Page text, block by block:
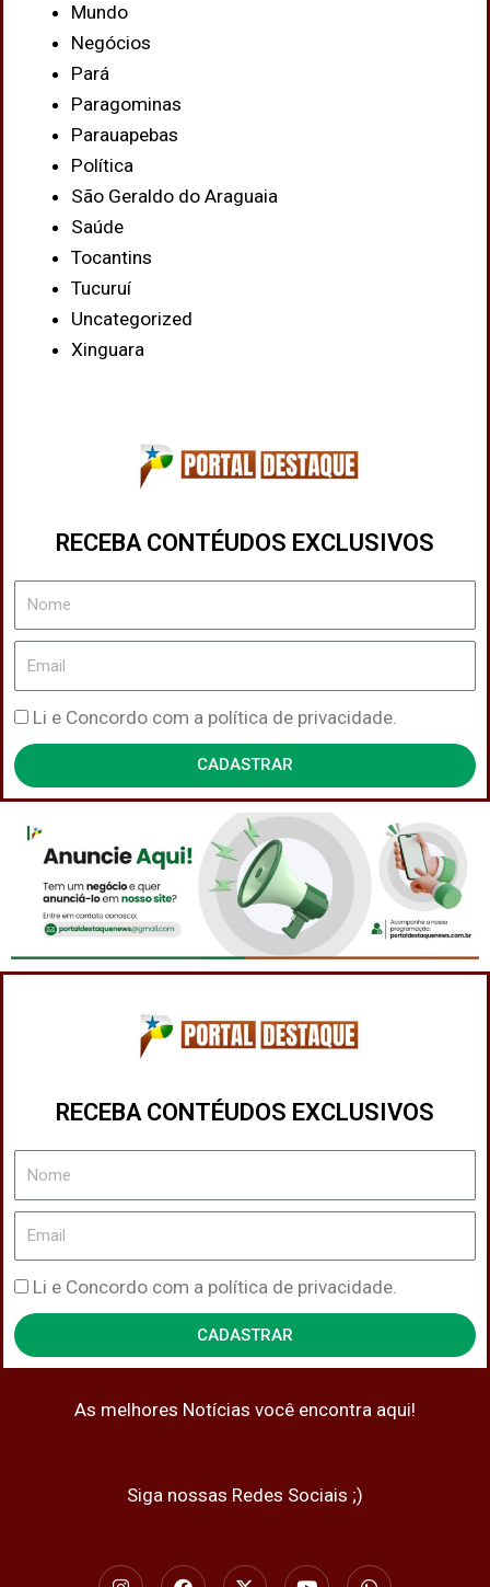
Mundo
Negócios
Pará
Paragominas
Parauapebas
Política
São Geraldo do Araguaia
Saúde
Tocantins
Tucuruí
Uncategorized
Xinguara
RECEBA CONTÉUDOS EXCLUSIVOS
Nome
Email
Política
de
Privacidade
Li e Concordo com a política de privacidade.
CADASTRAR
RECEBA CONTÉUDOS EXCLUSIVOS
Nome
Email
Política
de
Privacidade
Li e Concordo com a política de privacidade.
CADASTRAR
As melhores Notícias você encontra aqui!
Siga nossas Redes Sociais ;)
I
F
X
Y
W